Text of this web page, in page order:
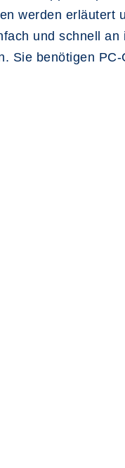
werden erläutert
und schnell
Sie benötigen